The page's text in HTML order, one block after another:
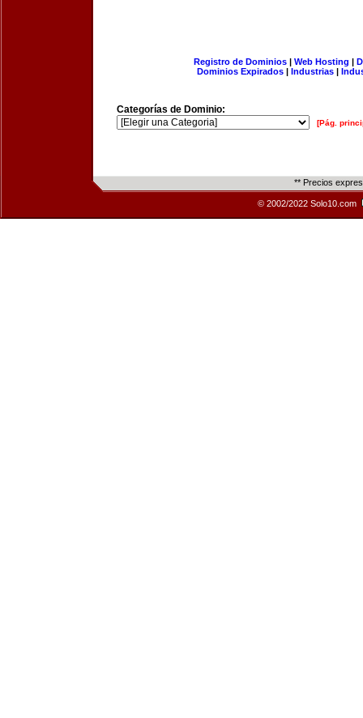
Registro de Dominios| Web Hosting |
Dominios Expirados | Industrias |
Categorías de Dominio:
[Pág.
** Precios
© 2002/2022 Solo10.com